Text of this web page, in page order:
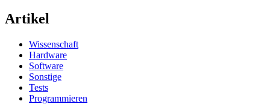
Artikel
Wissenschaft
Hardware
Software
Sonstige
Tests
Programmieren